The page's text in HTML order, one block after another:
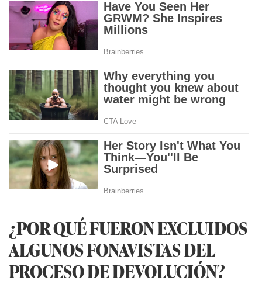
¿POR QUÉ FUERON EXCLUIDOS
ALGUNOS FONAVISTAS DEL
PROCESO DE DEVOLUCIÓN?